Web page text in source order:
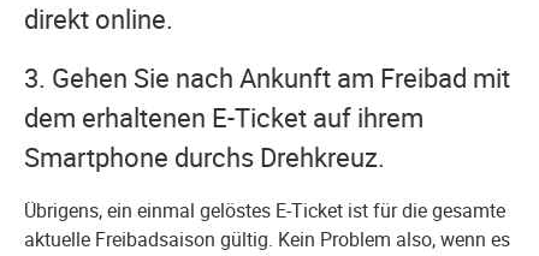
direkt online.
3. Gehen Sie nach Ankunft am Freibad mit
dem erhaltenen E-Ticket auf ihrem
Smartphone durchs Drehkreuz.
Übrigens, ein einmal gelöstes E-Ticket ist für die gesamte
aktuelle Freibadsaison gültig. Kein Problem also, wenn es